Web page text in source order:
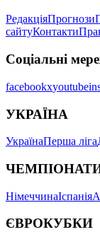
РедакціяПрогнози
сайтуКонтакти
Соціальні
facebookxyoutube
УКРАЇНА
УкраїнаПерша ліга
НімеччинаІспанія
ЄВРОКУБКИ